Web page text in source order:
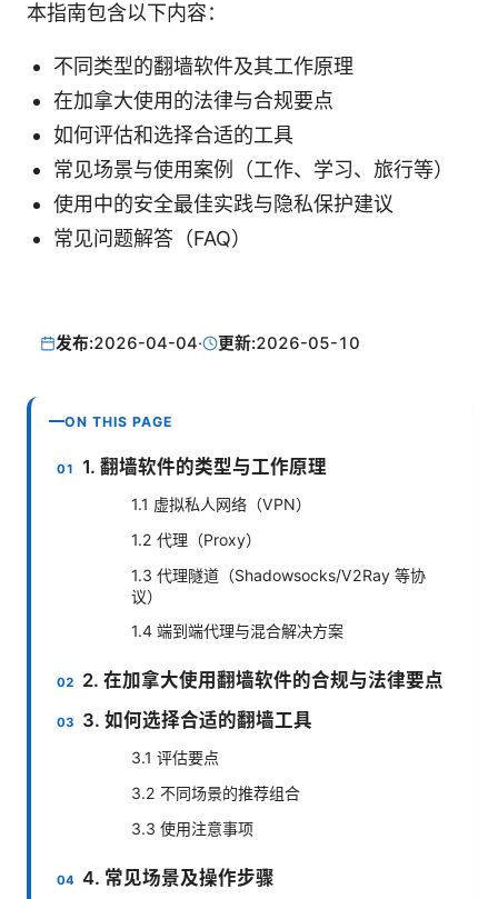
本指南包含以下内容：
不同类型的翻墙软件及其工作原理
在加拿大使用的法律与合规要点
如何评估和选择合适的工具
常见场景与使用案例（工作、学习、旅行等）
使用中的安全最佳实践与隐私保护建议
常见问题解答（FAQ）
发布:2026-04-04· 更新:2026-05-10
ON THIS PAGE
1. 翻墙软件的类型与工作原理
1.1 虚拟私人网络（VPN）
1.2 代理（Proxy）
1.3 代理隧道（Shadowsocks/V2Ray 等协
议）
1.4 端到端代理与混合解决方案
2. 在加拿大使用翻墙软件的合规与法律要点
3. 如何选择合适的翻墙工具
3.1 评估要点
3.2 不同场景的推荐组合
3.3 使用注意事项
4. 常见场景及操作步骤